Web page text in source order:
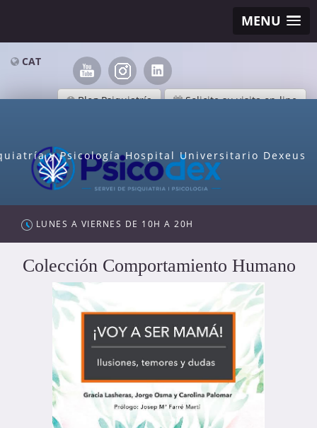
MENU
CAT
Blog Psiquiatría Solicite su visita on-line
y Psicología Hospital Universitario Dexeus
LUNES A VIERNES DE 10H A 20H
Colección Comportamiento Humano